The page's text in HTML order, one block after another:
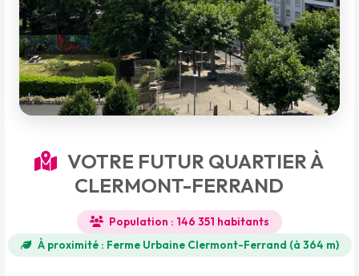
VOTRE FUTUR QUARTIER À
CLERMONT-FERRAND
Population : 146 351 habitants
À proximité : Ferme Urbaine Clermont-Ferrand (à 364 m)